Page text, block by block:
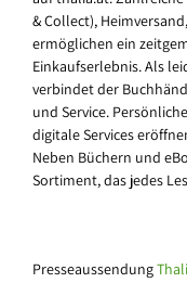
& Collect),
ermöglichen ein
Einkaufserlebnis. Als
verbindet der
und Service.
digitale Services
Neben Büchern und
Sortiment, das jedes
Presseaussendung